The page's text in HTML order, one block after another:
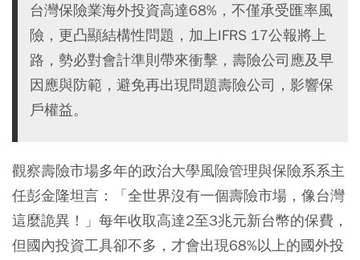
台灣保險業海外投資高達68%，不僅承受匯率風
險，更凸顯結構性問題，加上IFRS 17公報將上
路，勢必對會計準則帶來衝擊，壽險公司應及早
因應與防範，避免再出現問題壽險公司，影響保
戶權益。
觀察壽險市場多年的政治大學風險管理與保險系系主
任彭金隆坦言：「全世界沒有一個壽險市場，像台灣
這麼詭異！」每年收取高達2至3兆元新台幣的保費，
但國內投資工具卻不多，才會出現68%以上的國外投